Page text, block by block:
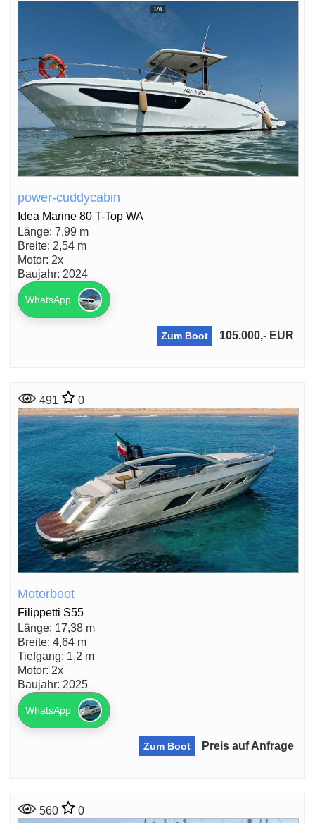
power-cuddycabin
Idea Marine 80 T-Top WA
Länge: 7,99 m
Breite: 2,54 m
Motor: 2x
Baujahr: 2024
WhatsApp
Zum Boot 105.000,- EUR
491 0
Motorboot
Filippetti S55
Länge: 17,38 m
Breite: 4,64 m
Tiefgang: 1,2 m
Motor: 2x
Baujahr: 2025
WhatsApp
Zum Boot Preis auf Anfrage
560 0